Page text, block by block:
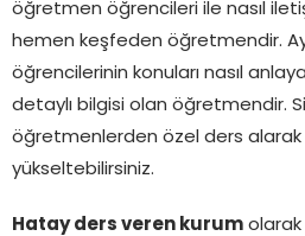
öğretmen öğrencileri ile nasıl
hemen keşfeden öğretmendir.
öğrencilerinin konuları nasıl
detaylı bilgisi olan öğretmendir.
öğretmenlerden özel ders alarak
yükseltebilirsiniz.
Hatay ders veren kurum olarak